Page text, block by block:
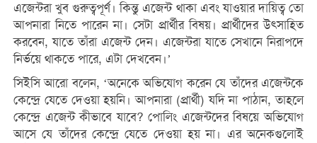
এজেন্টরা খুব গুরুত্বপূর্ণ। কিন্তু এজেন্ট থাকা এবং যাওয়ার দায়িত্ব তো
আপনারা নিতে পারেন না। সেটা প্রার্থীর বিষয়। প্রার্থীদের উৎসাহিত
করবেন, যাতে তাঁরা এজেন্ট দেন। এজেন্টরা যাতে সেখানে নিরাপদে
নির্ভয়ে থাকতে পারে, এটা দেখবেন।’
সিইসি আরো বলেন, ‘অনেকে অভিযোগ করেন যে তাঁদের এজেন্টকে
কেন্দ্রে যেতে দেওয়া হয়নি। আপনারা (প্রার্থী) যদি না পাঠান, তাহলে
কেন্দ্রে এজেন্ট কীভাবে যাবে? পোলিং এজেন্টদের বিষয়ে অভিযোগ
আসে যে তাঁদের কেন্দ্রে যেতে দেওয়া হয় না। এর অনেকগুলোই